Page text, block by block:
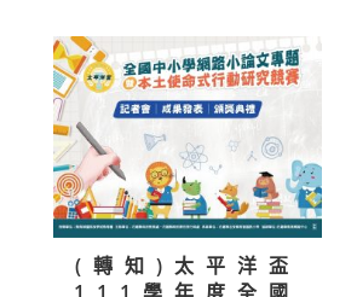
(轉知)太平洋盃